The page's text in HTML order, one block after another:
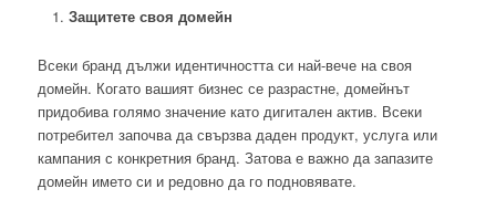
Защитете своя домейн
Всеки бранд дължи идентичността си най-вече на своя
домейн. Когато вашият бизнес се разрастне, домейнът
придобива голямо значение като дигитален актив. Всеки
потребител започва да свързва даден продукт, услуга или
кампания с конкретния бранд. Затова е важно да запазите
домейн името си и редовно да го подновявате.